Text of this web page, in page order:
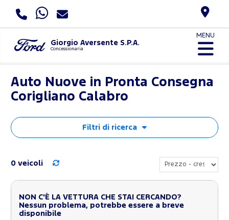
Giorgio Aversente S.P.A.
Concessionaria
MENU
Auto Nuove in Pronta Consegna
Corigliano Calabro
Filtri di ricerca
0 veicoli
NON C'È LA VETTURA CHE STAI CERCANDO?
Nessun problema, potrebbe essere a breve
disponibile